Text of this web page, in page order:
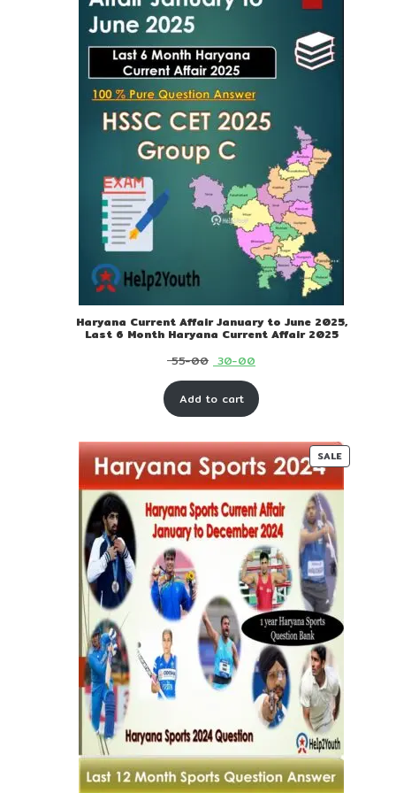
Haryana Current Affair January to June 2025,
Last 6 Month Haryana Current Affair 2025
55-00 Original
price
was:
00.
30-00Current
price
is:
00.
Add to cart
SALE